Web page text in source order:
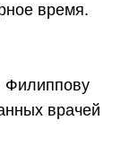
время.
Филиппову
врачей